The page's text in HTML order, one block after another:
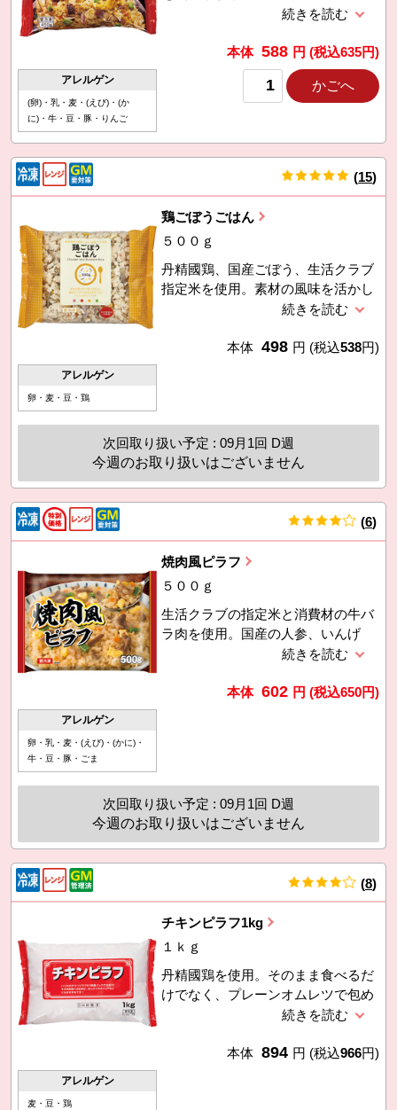
アレルゲン
(卵)・乳・麦・(えび)・(か
に)・牛・豆・豚・りんご
クの風味が食欲をそそります。利用
本体 588 円 (税込635円)
かごへ
(15)
アレルゲン
卵・麦・豆・鶏
鶏ごぼうごはん
５００ｇ
丹精國鶏、国産ごぼう、生活クラブ
指定米を使用。素材の風味を活かし
本体 498 円 (税込538円)
次回取り扱い予定 : 09月1回 D週
今週のお取り扱いはございません
(6)
アレルゲン
卵・乳・麦・(えび)・(かに)・
牛・豆・豚・ごま
焼肉風ピラフ
５００ｇ
生活クラブの指定米と消費材の牛バ
ラ肉を使用。国産の人参、いんげ
ん、スクランブルエッグ入り。かつ
えています。ボリュームたっぷり
本体 602 円 (税込650円)
次回取り扱い予定 : 09月1回 D週
今週のお取り扱いはございません
(8)
アレルゲン
麦・豆・鶏
チキンピラフ1kg
１ｋｇ
丹精國鶏を使用。そのまま食べるだ
けでなく、プレーンオムレツで包め
ばオムライスに、ホワイトルウとチ
本体 894 円 (税込966円)